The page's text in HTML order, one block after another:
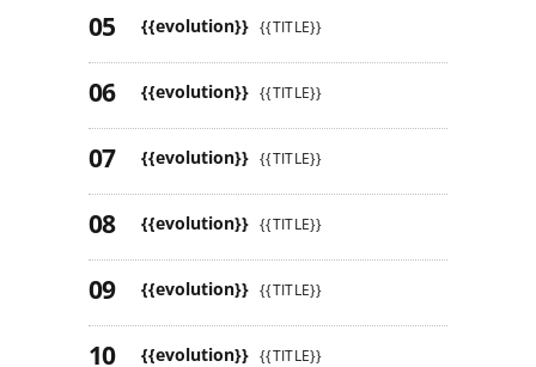
{{evolution}} {{TITLE}}
{{evolution}} {{TITLE}}
{{evolution}} {{TITLE}}
{{evolution}} {{TITLE}}
{{evolution}} {{TITLE}}
{{evolution}} {{TITLE}}